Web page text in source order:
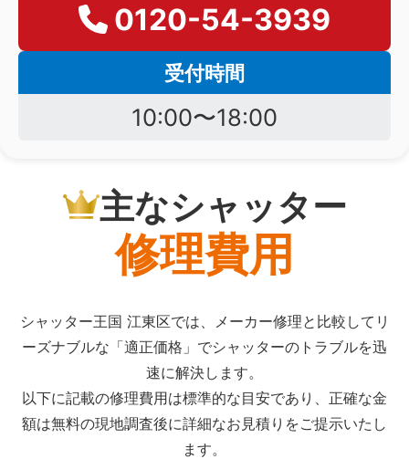
0120-54-3939
受付時間
10:00〜18:00
主なシャッター
修理費用
シャッター王国 江東区では、メーカー修理と比較してリ
ーズナブルな「適正価格」でシャッターのトラブルを迅
速に解決します。
以下に記載の修理費用は標準的な目安であり、正確な金
額は無料の現地調査後に詳細なお見積りをご提示いたし
ます。